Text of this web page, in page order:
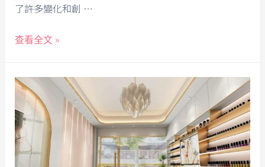
了許多變化和創 …
查看全文 »